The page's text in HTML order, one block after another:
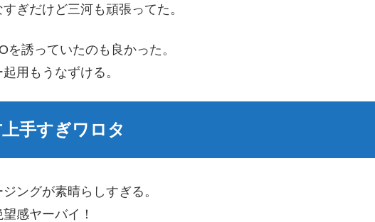
ぎだけど三河も頑張ってた。
誘っていたのも良かった。
用もうなずける。
手すぎワロタ
ングが素晴らしすぎる。
感ヤーバイ！